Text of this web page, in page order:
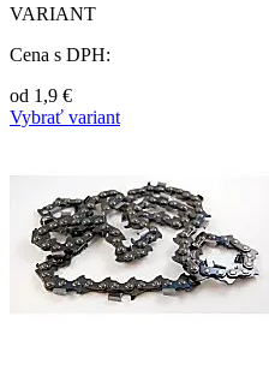
VARIANT
Cena s DPH:
od 1,9 €
Vybrať variant